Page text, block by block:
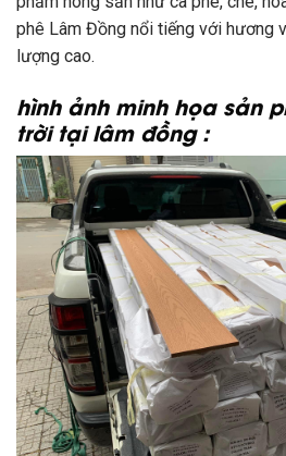
phê Lâm Đồng nổi tiếng với hương
lượng cao.
hình ảnh minh họa sản
trời tại lâm đồng :